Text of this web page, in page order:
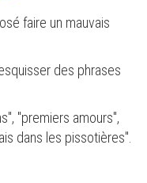
faire un mauvais
des phrases
"premiers amours",
dans les pissotières".